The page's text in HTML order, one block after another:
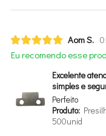
Aom S.
Eu recomendo esse
Excelente
simples e
Perfeito
Produto:
500unid